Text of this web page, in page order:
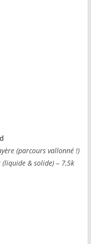
(parcours vallonné !)
& solide) – 7,5k